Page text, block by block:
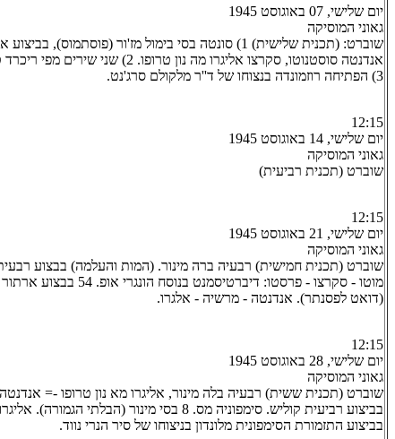
יום שלישי, 07 באוגוסט 1945
גאוני המוסיקה
שוברט: (תכנית שלישית) 1) סונטה בסי בימול מז'ור
אנדנטה סוסטנוטו, סקרצו אליגרו מה נון
3) הפתיחה רוזמונדה בנצוחו של ד''ר מלקולם סרג'נט.
12:15
יום שלישי, 14 באוגוסט 1945
גאוני המוסיקה
שוברט (תכנית רביעית)
12:15
יום שלישי, 21 באוגוסט 1945
גאוני המוסיקה
שוברט (תכנית חמישית) רבעיה ברה מינור. (המות והעלמה) בבצוע
מוטו - סקרצו - פרסטו:
(דואט לפסנתר). אנדנטה - מרשיה - אלגרו.
12:15
יום שלישי, 28 באוגוסט 1945
גאוני המוסיקה
שוברט (תכנית ששית) רבעיה בלה מינור, אליגרו מא נון טרופו -=
בביצוע רביעית קוליש. סימפוניה מס. 8 בסי מינור
בביצוע התזמורת הסימפונית מלונדון בניצוחו של סיר הנרי נווד.